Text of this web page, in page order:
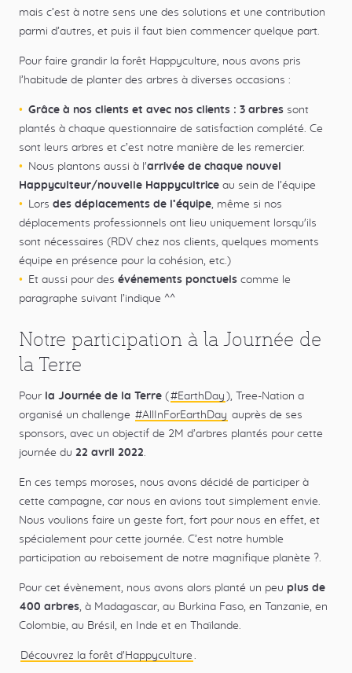
mais c’est à notre sens une des solutions et une contribution
parmi d’autres, et puis il faut bien commencer quelque part.
Pour faire grandir la forêt Happyculture, nous avons pris
l’habitude de planter des arbres à diverses occasions :
Grâce à nos clients et avec nos clients : 3 arbres sont
plantés à chaque questionnaire de satisfaction complété. Ce
sont leurs arbres et c’est notre manière de les remercier.
Nous plantons aussi à l'arrivée de chaque nouvel
Happyculteur/nouvelle Happycultrice au sein de l’équipe
Lors des déplacements de l’équipe, même si nos
déplacements professionnels ont lieu uniquement lorsqu'ils
sont nécessaires (RDV chez nos clients, quelques moments
équipe en présence pour la cohésion, etc.)
Et aussi pour des événements ponctuels comme le
paragraphe suivant l’indique ^^
Notre participation à la Journée de
la Terre
Pour la Journée de la Terre (#EarthDay ), Tree-Nation a
organisé un challenge #AllInForEarthDay auprès de ses
sponsors, avec un objectif de 2M d’arbres plantés pour cette
journée du 22 avril 2022
En ces temps moroses, nous avons décidé de participer à
cette campagne, car nous en avions tout simplement envie.
Nous voulions faire un geste fort, fort pour nous en effet, et
spécialement pour cette journée. C’est notre humble
participation au reboisement de notre magnifique planète ?.
Pour cet évènement, nous avons alors planté un peu plus de
400 arbres , à Madagascar, au Burkina Faso, en Tanzanie, en
Colombie, au Brésil, en Inde et en Thaïlande.
Découvrez la forêt d'Happyculture